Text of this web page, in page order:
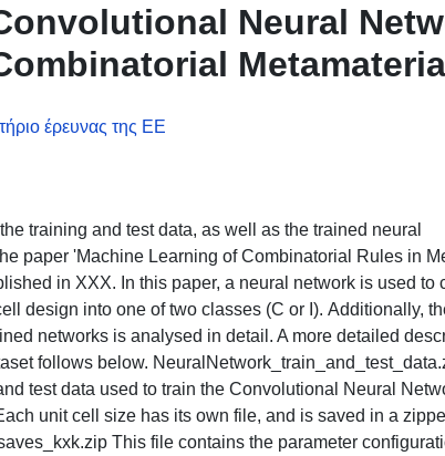
Neural
έρευνας της ΕΕ
training and test data, as well as the trained neural
paper 'Machine Learning of Combinatorial Rules in
in XXX. In this paper, a neural network is used to
design into one of two classes (C or I). Additionally,
networks is analysed in detail. A more detailed
follows below.
test data used to train the Convolutional Neural
unit cell size has its own file, and is saved in a
This file contains the parameter